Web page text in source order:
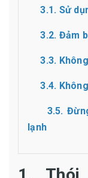
3.1. Sử
3.2. Đảm
3.3.
3.4.
3.5.
lạnh